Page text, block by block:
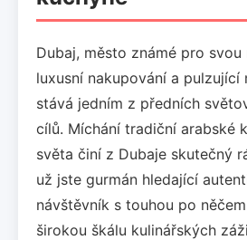
Dubaj, město známé pro
luxusní nakupování a
stává jedním z předních
cílů. Míchání tradiční arabské
světa činí z Dubaje skutečný
už jste gurmán hledající
návštěvník s touhou po
širokou škálu kulinářských